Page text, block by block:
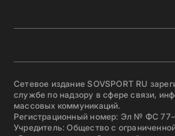
Сетевое издание SOVSPORT RU
службе по надзору в сфере связи,
массовых коммуникаций.
Регистрационный номер: Эл № ФС 77-
Учредитель: Общество с